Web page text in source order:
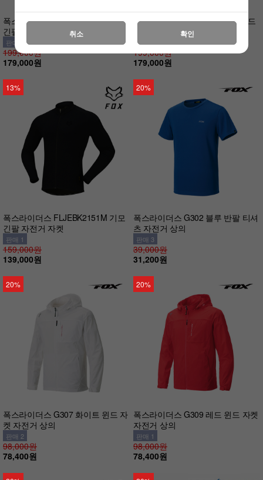
폭스라이더스 FLJKBK2452M 기모
긴팔 자전거 자켓
판매 1
199,000원
179,000원
폭스라이더스 FLJKBK2451M 윈드
브레이커 자전거 자켓
판매 2
199,000원
179,000원
13%
폭스라이더스 FLJEBK2151M 기모
긴팔 자전거 자켓
판매 1
159,000원
139,000원
20%
폭스라이더스 G302 블루 반팔 티셔
츠 자전거 상의
판매 3
39,000원
31,200원
20%
폭스라이더스 G307 화이트 윈드 자
켓 자전거 상의
판매 2
98,000원
78,400원
20%
폭스라이더스 G309 레드 윈드 자켓
자전거 상의
판매 1
98,000원
78,400원
취소 확인